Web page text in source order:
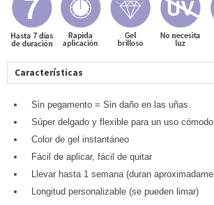
Características
Sin pegamento = Sin daño en las uñas
Súper delgado y flexible para un uso cómodo
Color de gel instantáneo
Fácil de aplicar, fácil de quitar
Llevar hasta 1 semana (duran
Longitud personalizable (se pueden limar)